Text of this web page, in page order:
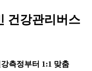
건강관리버스
측정부터 1:1 맞춤